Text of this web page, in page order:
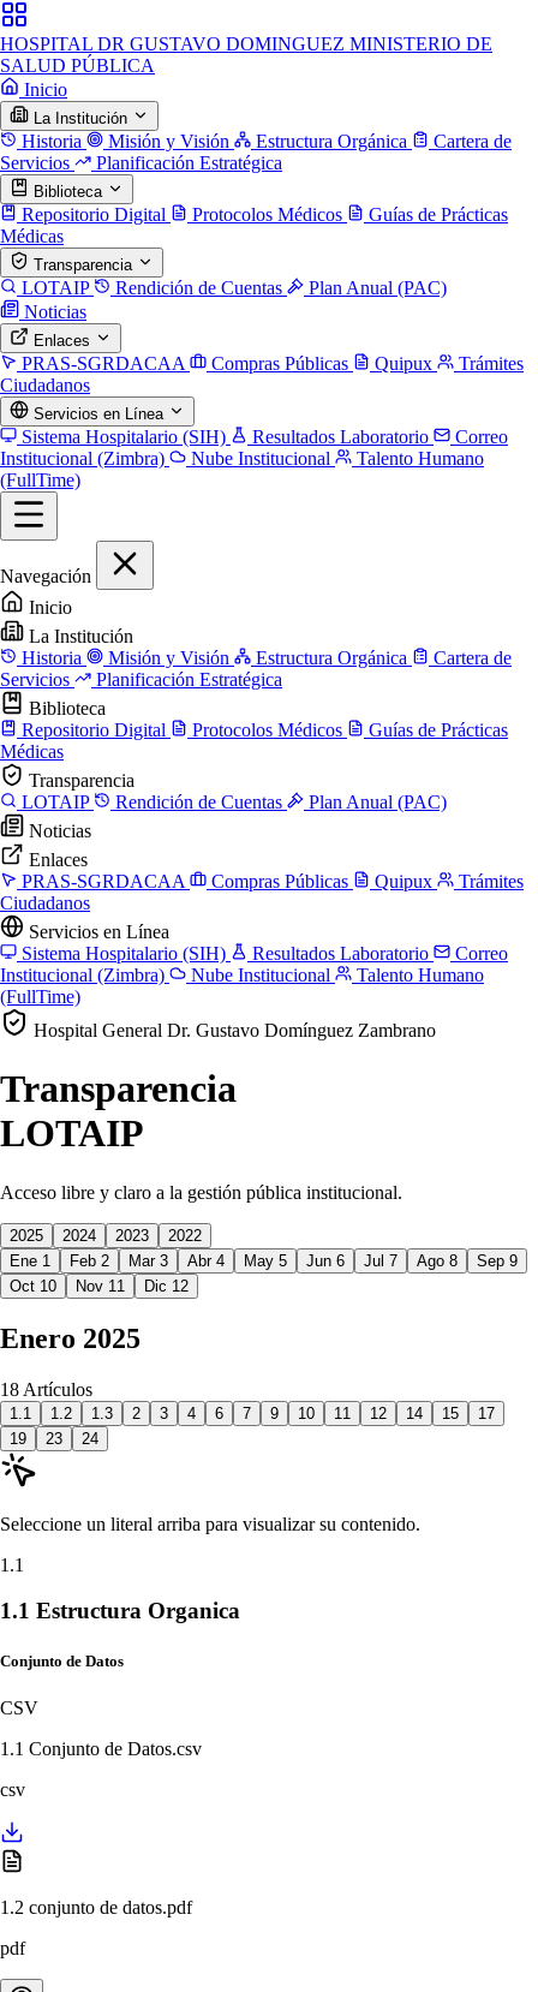
HOSPITAL DR GUSTAVO DOMINGUEZ MINISTERIO DE
SALUD PÚBLICA
Inicio
La Institución
Historia Misión y Visión Estructura Orgánica
Cartera de
Servicios
Planificación Estratégica
Biblioteca
Repositorio Digital Protocolos Médicos
Guías de Prácticas
Médicas
Transparencia
LOTAIP Rendición de Cuentas
Plan Anual (PAC)
Noticias
Enlaces
PRAS-SGRDACAA Compras Públicas Quipux
Trámites
Ciudadanos
Servicios en Línea
Sistema Hospitalario (SIH) Resultados Laboratorio
Correo
Institucional (Zimbra)
Nube Institucional
Talento Humano
(FullTime)
Navegación
Inicio
La Institución
Historia
Misión y Visión Estructura Orgánica
Cartera de
Servicios
Planificación Estratégica
Biblioteca
Repositorio Digital
Protocolos Médicos
Guías de Prácticas
Médicas
Transparencia
LOTAIP
Rendición de Cuentas
Plan Anual (PAC)
Noticias
Enlaces
PRAS-SGRDACAA
Compras Públicas Quipux
Trámites
Ciudadanos
Servicios en Línea
Sistema Hospitalario (SIH)
Resultados Laboratorio
Correo
Institucional (Zimbra)
Nube Institucional
Talento Humano
(FullTime)
Hospital General Dr. Gustavo Domínguez Zambrano
Transparencia
LOTAIP
Acceso libre y claro a la gestión pública institucional.
2025 2024 2023
2022
Ene 1 Feb 2 Mar 3 Abr 4 May 5 Jun 6 Jul 7 Ago 8 Sep 9
Oct 10 Nov 11 Dic 12
Enero 2025
18 Artículos
1.1 1.2 1.3 2 3 4 6 7 9 10 11 12 14 15
17
19
23 24
Seleccione un literal arriba para visualizar su contenido.
1.1
1.1 Estructura Organica
Conjunto de Datos
CSV
1.1 Conjunto de Datos.csv
csv
1.2 conjunto de datos.pdf
pdf